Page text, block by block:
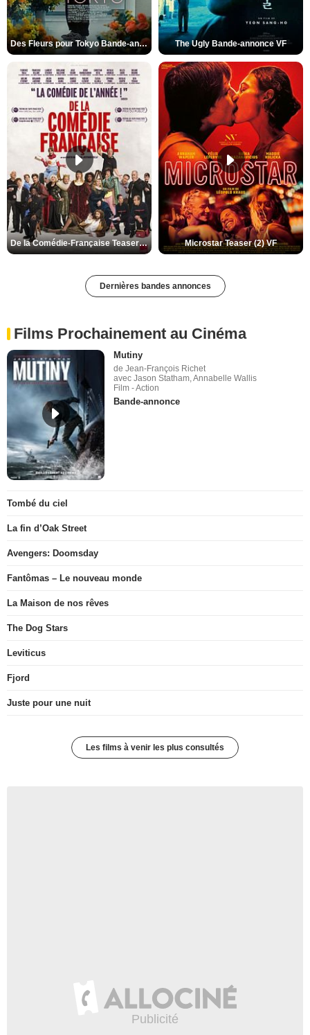
Des Fleurs pour Tokyo Bande-annonce VO STFR The Ugly Bande-annonce VF
De la Comédie-Française Teaser (3) VF Microstar Teaser (2) VF
Dernières bandes annonces
Films Prochainement au Cinéma
Mutiny
de Jean-François Richet
avec Jason Statham, Annabelle Wallis
Film - Action
Bande-annonce
Tombé du ciel
La fin d’Oak Street
Avengers: Doomsday
Fantômas – Le nouveau monde
La Maison de nos rêves
The Dog Stars
Leviticus
Fjord
Juste pour une nuit
Les films à venir les plus consultés